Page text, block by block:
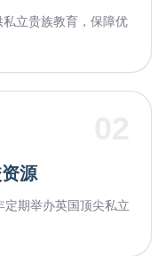
立贵族教育，保障优
源
期举办英国顶尖私立